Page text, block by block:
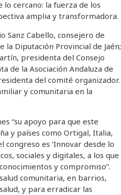
lo cercano: la fuerza de los
amplia y transformadora.
Sanz Cabello, consejero de
la Diputación Provincial de Jaén;
presidenta del Consejo
de la Asociación Andaluza de
del comité organizador.
y comunitaria en la
“su apoyo para que este
y países como Ortigal, Italia,
es ‘Innovar desde lo
sociales y digitales, a los que
y compromiso”.
comunitaria, en barrios,
y para erradicar las